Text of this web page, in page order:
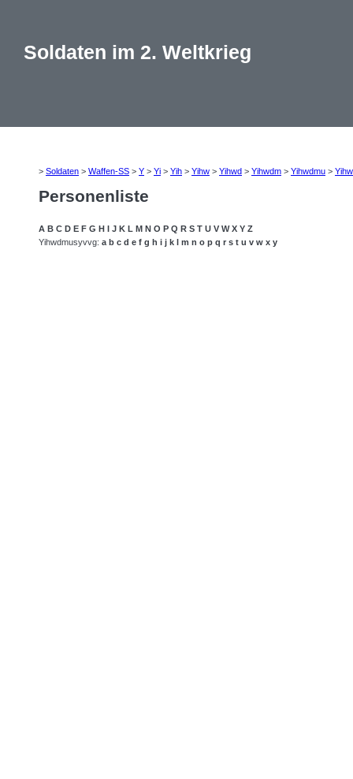
Soldaten im 2. Weltkrieg
> Soldaten > Waffen-SS > Y > Yi > Yih > Yihw > Yihwd > Yihwdm > Yihwdmu >
Personenliste
A B C D E F G H I J K L M N O P Q R S T U V W X Y Z
Yihwdmusyvvg: a b c d e f g h i j k l m n o p q r s t u v w x y